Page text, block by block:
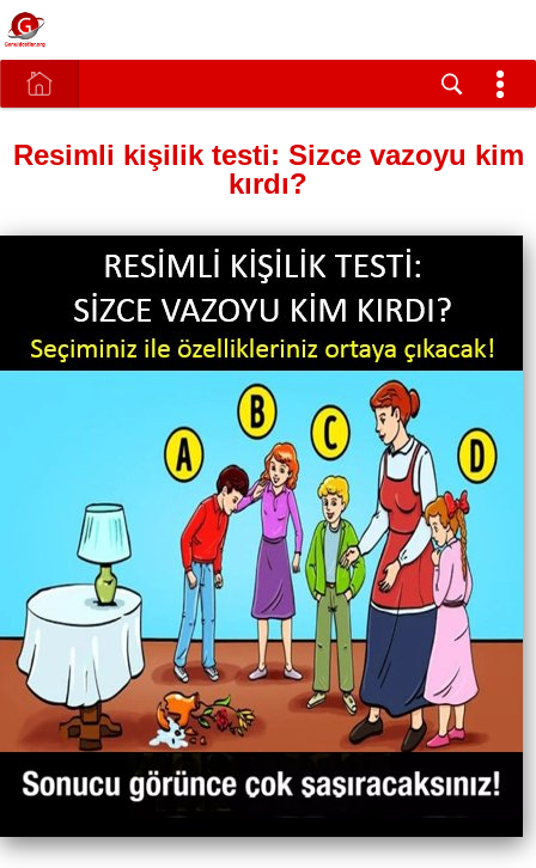
Resimli kişilik testi: Sizce vazoyu kim
kırdı?